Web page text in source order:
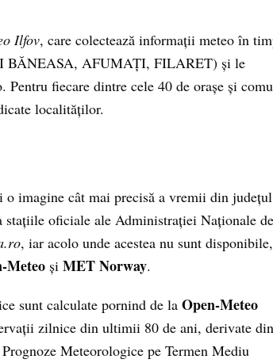
Ilfov, care colectează informații meteo în
BĂNEASA, AFUMAȚI, FILARET) și le
fiecare dintre cele 40 de orașe și
localităților.
o imagine cât mai precisă a vremii din județul
stațiile oficiale ale Administrației Naționale de
, iar acolo unde acestea nu sunt disponibile,
Meteo și MET Norway.
sunt calculate pornind de la Open-Meteo
zilnice din ultimii 80 de ani, derivate din
Meteorologice pe Termen Mediu